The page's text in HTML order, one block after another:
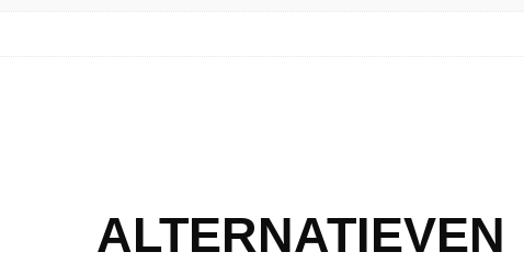
ALTERNATIEVEN